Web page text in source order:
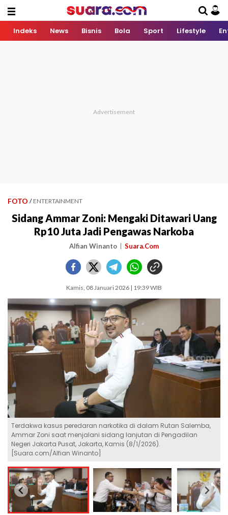
Indeks News Bisnis Bola Sport Lifestyle
FOTO / ENTERTAINMENT
Sidang Ammar Zoni: Mengaki Ditawari Uang
Rp10 Juta Jadi Pengawas Narkoba
Alfian Winanto Suara.Com
Kamis, 08 Januari 2026 | 19:39 WIB
Terdakwa kasus peredaran narkotika di dalam Rutan Salemba,
Ammar Zoni saat menjalani sidang lanjutan di Pengadilan
Negeri Jakarta Pusat, Jakarta, Kamis (8/1/2026).
[Suara.com/Alfian Winanto]